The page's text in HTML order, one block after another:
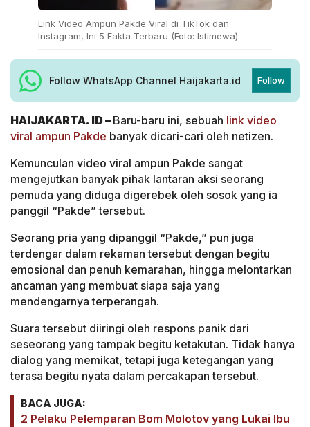
Link Video Ampun Pakde Viral di TikTok dan
Instagram, Ini 5 Fakta Terbaru (Foto: Istimewa)
Follow WhatsApp Channel Haijakarta.id Follow
HAIJAKARTA. ID – Baru-baru ini, sebuah link video
viral ampun Pakde banyak dicari-cari oleh netizen.
Kemunculan video viral ampun Pakde sangat
mengejutkan banyak pihak lantaran aksi seorang
pemuda yang diduga digerebek oleh sosok yang ia
panggil “Pakde” tersebut.
Seorang pria yang dipanggil “Pakde,” pun juga
terdengar dalam rekaman tersebut dengan begitu
emosional dan penuh kemarahan, hingga melontarkan
ancaman yang membuat siapa saja yang
mendengarnya terperangah.
Suara tersebut diiringi oleh respons panik dari
seseorang yang tampak begitu ketakutan. Tidak hanya
dialog yang memikat, tetapi juga ketegangan yang
terasa begitu nyata dalam percakapan tersebut.
BACA JUGA:
2 Pelaku Pelemparan Bom Molotov yang Lukai Ibu